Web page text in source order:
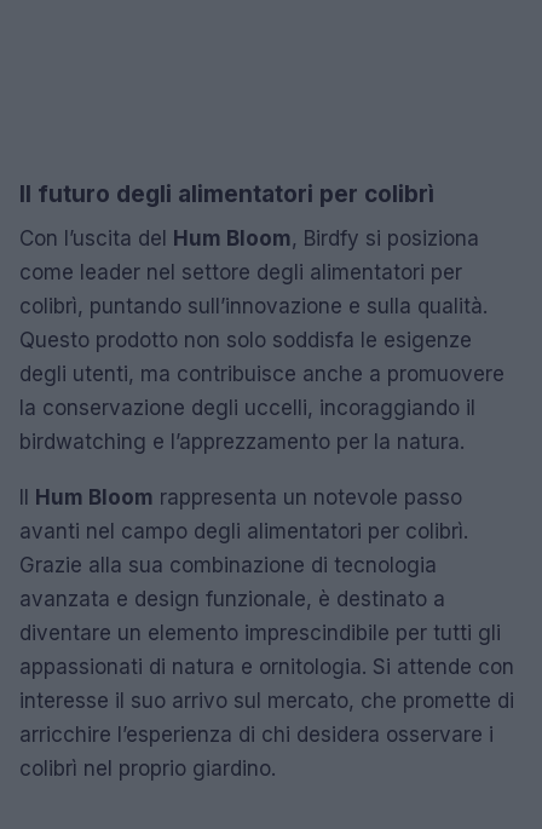
Il futuro degli alimentatori per colibrì
Con l’uscita del Hum Bloom, Birdfy si posiziona
come leader nel settore degli alimentatori per
colibrì, puntando sull’innovazione e sulla qualità.
Questo prodotto non solo soddisfa le esigenze
degli utenti, ma contribuisce anche a promuovere
la conservazione degli uccelli, incoraggiando il
birdwatching e l’apprezzamento per la natura.
Il Hum Bloom rappresenta un notevole passo
avanti nel campo degli alimentatori per colibrì.
Grazie alla sua combinazione di tecnologia
avanzata e design funzionale, è destinato a
diventare un elemento imprescindibile per tutti gli
appassionati di natura e ornitologia. Si attende con
interesse il suo arrivo sul mercato, che promette di
arricchire l’esperienza di chi desidera osservare i
colibrì nel proprio giardino.